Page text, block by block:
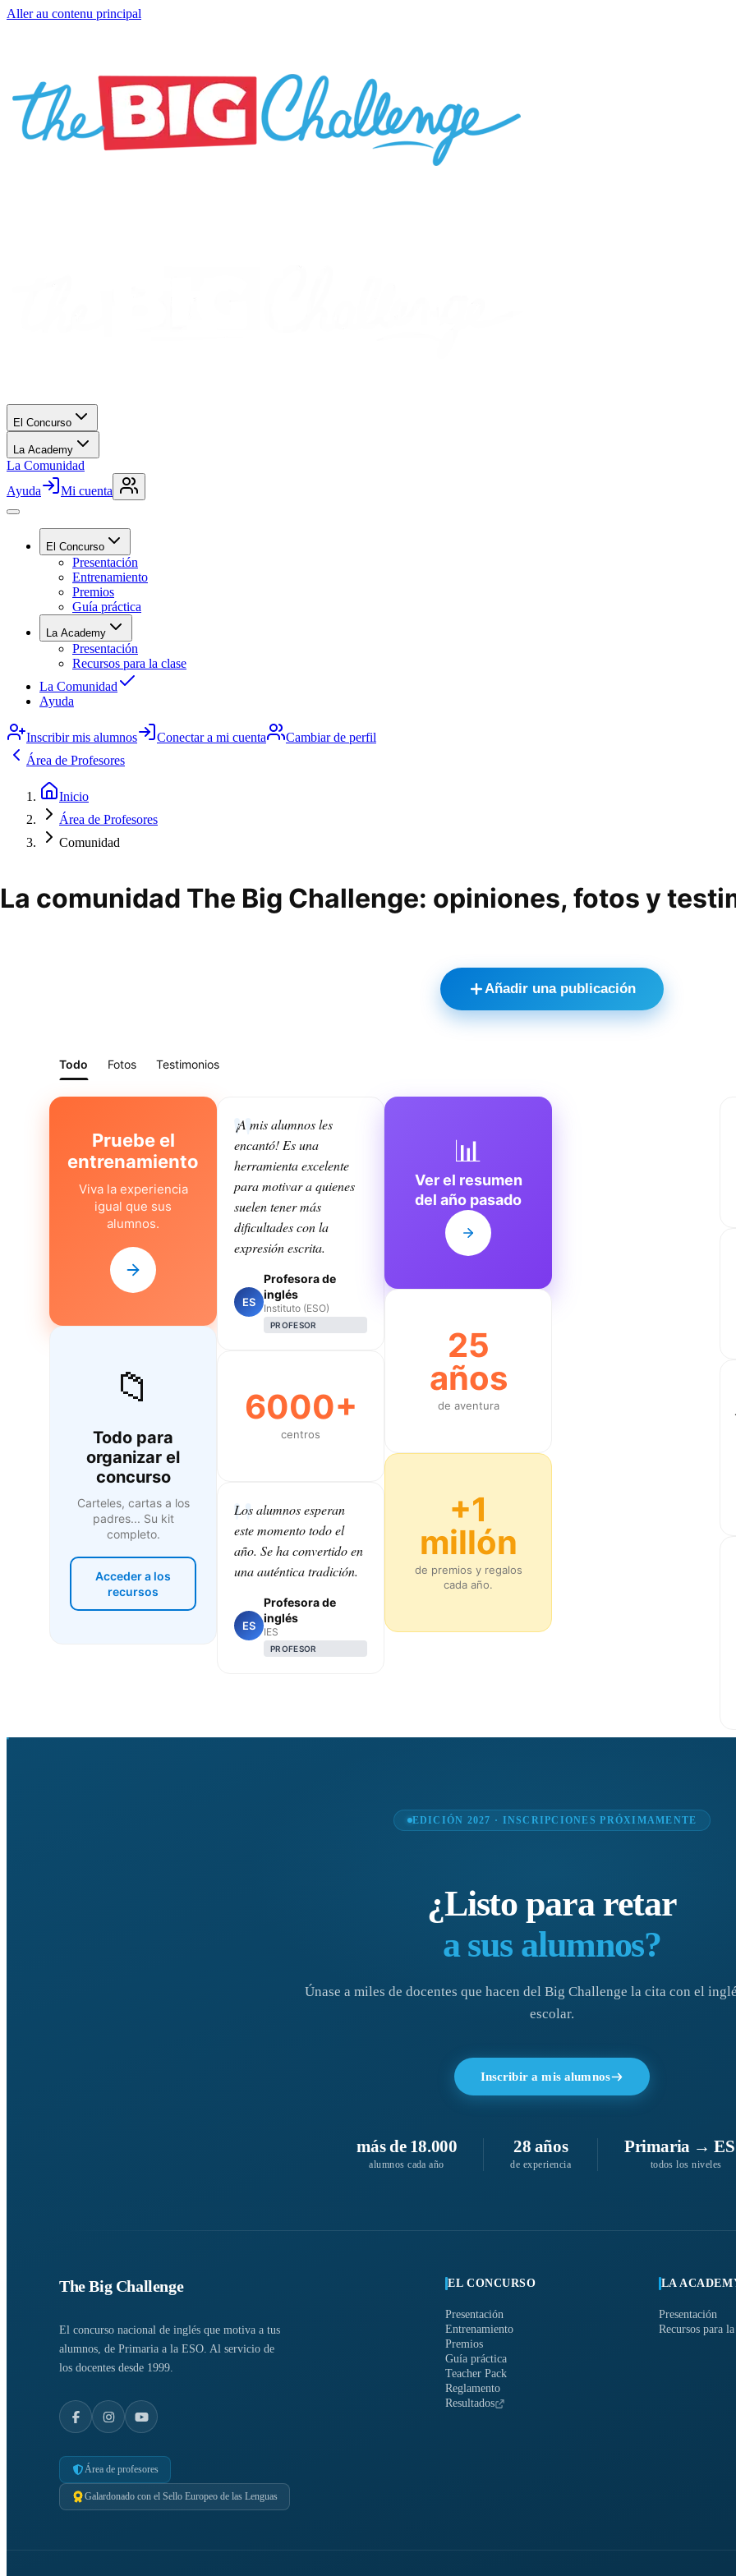
Aller au contenu principal
El Concurso
La Academy
La Comunidad
Ayuda
Mi cuenta
El Concurso
Presentación
Entrenamiento
Premios
Guía práctica
La Academy
Presentación
Recursos para la clase
La Comunidad
Ayuda
Inscribir mis alumnos Conectar a mi cuenta
Cambiar de perfil
Área de Profesores
Inicio
Área de Profesores
Comunidad
La comunidad The Big Challenge: opiniones, fotos y
Añadir una publicación
Todo Fotos Testimonios
Pruebe el
entrenamiento
Viva la experiencia
igual que sus
alumnos.
📁
Todo para
organizar el
concurso
Carteles, cartas a los
padres... Su kit
completo.
Acceder a los
recursos
¡A mis alumnos les
encantó! Es una
herramienta excelente
para motivar a quienes
suelen tener más
dificultades con la
expresión escrita.
ES
Profesora de
inglés
Instituto (ESO)
PROFESOR
6000+
centros
Los alumnos esperan
este momento todo el
año. Se ha convertido en
una auténtica tradición.
ES
Profesora de
inglés
IES
PROFESOR
📊
Ver el resumen
del año pasado
25
años
de aventura
+1
millón
de premios y regalos
cada año.
EDICIÓN 2027 · INSCRIPCIONES PRÓXIMAMENTE
¿Listo para retar
a sus alumnos?
Únase a miles de docentes que hacen del Big Challenge la cita con el
escolar.
Inscribir a mis alumnos
más de 18.000
alumnos cada año
28 años
de experiencia
Primaria →
todos los niveles
The Big Challenge
El concurso nacional de inglés que motiva a tus
alumnos, de Primaria a la ESO. Al servicio de
los docentes desde 1999.
Área de profesores
Galardonado con el Sello Europeo de las Lenguas
EL CONCURSO
Presentación
Entrenamiento
Premios
Guía práctica
Teacher Pack
Reglamento
Resultados
LA
Presentación
Recursos para la